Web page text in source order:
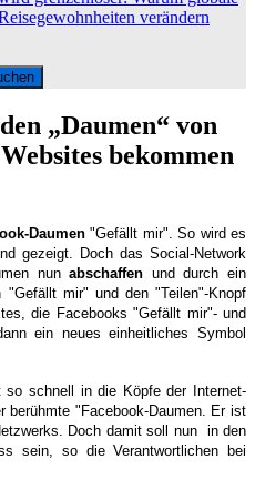
verändern
„Daumen“ von
bekommen
Daumen"Gefällt mir". So wird es
gezeigt. Doch das Social-Network
nunabschaffen und durch ein
mir" und den "Teilen"-Knopf
die Facebooks "Gefällt mir"- und
ein neues einheitliches Symbol
schnell in die Köpfe der Internet-
berühmte "Facebook-Daumen. Er ist
Doch damit soll nun in den
sein, so die Verantwortlichen bei